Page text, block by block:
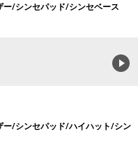
/シンセパッド/シンセベース
ー/シンセパッド/ハイハット/シン